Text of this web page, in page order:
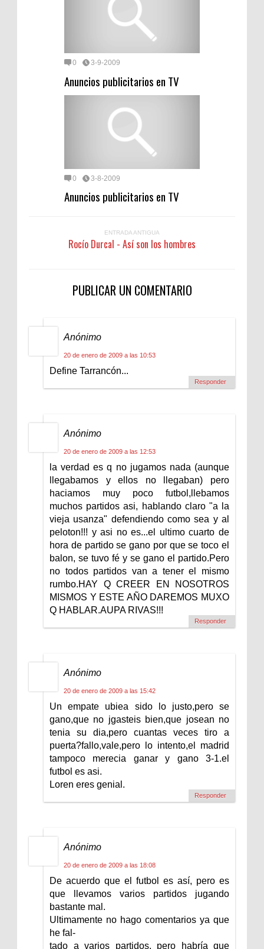
0 3-9-2009
Anuncios publicitarios en TV
0 3-8-2009
Anuncios publicitarios en TV
ENTRADA ANTIGUA
Rocío Durcal - Así son los hombres
PUBLICAR UN COMENTARIO
Anónimo
20 de enero de 2009 a las 10:53
Define Tarrancón...
Responder
Anónimo
20 de enero de 2009 a las 12:53
la verdad es q no jugamos nada (aunque
llegabamos y ellos no llegaban) pero
haciamos muy poco futbol,llebamos
muchos partidos asi, hablando claro "a la
vieja usanza" defendiendo como sea y al
peloton!!! y asi no es...el ultimo cuarto de
hora de partido se gano por que se toco el
balon, se tuvo fé y se gano el partido.Pero
no todos partidos van a tener el mismo
rumbo.HAY Q CREER EN NOSOTROS
MISMOS Y ESTE AÑO DAREMOS MUXO
Q HABLAR.AUPA RIVAS!!!
Responder
Anónimo
20 de enero de 2009 a las 15:42
Un empate ubiea sido lo justo,pero se
gano,que no jgasteis bien,que josean no
tenia su dia,pero cuantas veces tiro a
puerta?fallo,vale,pero lo intento,el madrid
tampoco merecia ganar y gano 3-1.el
futbol es asi.
Loren eres genial.
Responder
Anónimo
20 de enero de 2009 a las 18:08
De acuerdo que el futbol es así, pero es
que llevamos varios partidos jugando
bastante mal.
Ultimamente no hago comentarios ya que
he fal-
tado a varios partidos, pero habría que